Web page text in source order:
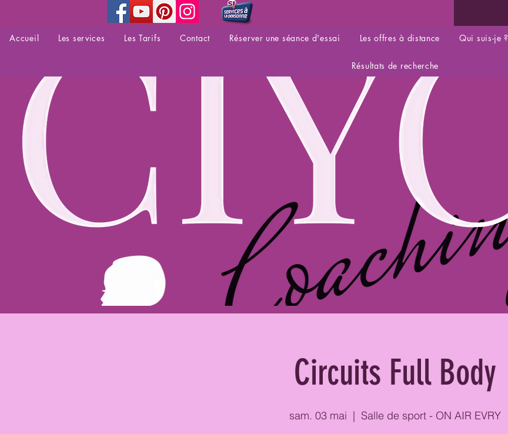
Accueil Les services Les Tarifs Contact Réserver une séance d'essai Les offres à distance Qui suis-je ?
Résultats de recherche
Circuits Full Body
sam. 03 mai
  |
Salle de sport - ON AIR EVRY